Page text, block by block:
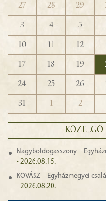
27 28 29
3
4 5
10
11 12
17
18 19
24
25 26
31
1 2
KÖZELGŐ
Nagyboldogasszony –
- 2026.08.15.
KOVÁSZ – Egyházmegyei
- 2026.08.20.